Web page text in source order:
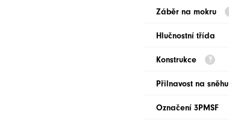
Záběr na mokru
Hlučnostní třída
Konstrukce
Přilnavost na sněhu
Označení 3PMSF